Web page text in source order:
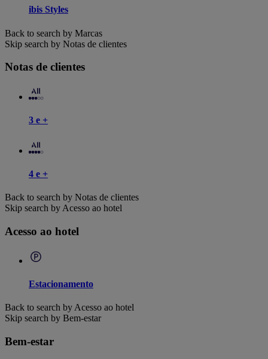
ibis Styles
Back to search by Marcas
Skip search by Notas de clientes
Notas de clientes
3 e +
4 e +
Back to search by Notas de clientes
Skip search by Acesso ao hotel
Acesso ao hotel
Estacionamento
Back to search by Acesso ao hotel
Skip search by Bem-estar
Bem-estar